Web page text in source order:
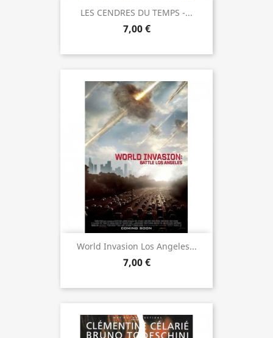
LES CENDRES DU TEMPS -...
7,00 €
World Invasion Los Angeles...
7,00 €